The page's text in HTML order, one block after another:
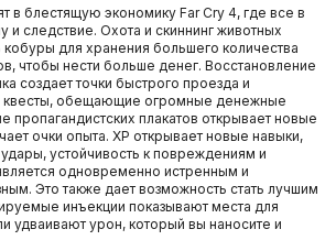
в блестящую экономику Far Cry 4, где все в
и следствие. Охота и скиннинг животных
кобуры для хранения большего количества
чтобы нести больше денег. Восстановление
создает точки быстрого проезда и
квесты, обещающие огромные денежные
пропагандистских плакатов открывает новые
очки опыта. XP открывает новые навыки,
устойчивость к повреждениям и
одновременно истренным и
Это также дает возможность стать лучшим
инъекции показывают места для
удваивают урон, который вы наносите и